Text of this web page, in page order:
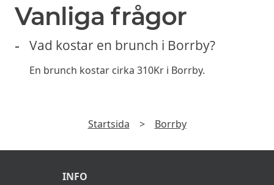
Vanliga frågor
Vad kostar en brunch i Borrby?
En brunch kostar cirka 310Kr i Borrby.
Startsida > Borrby
INFO